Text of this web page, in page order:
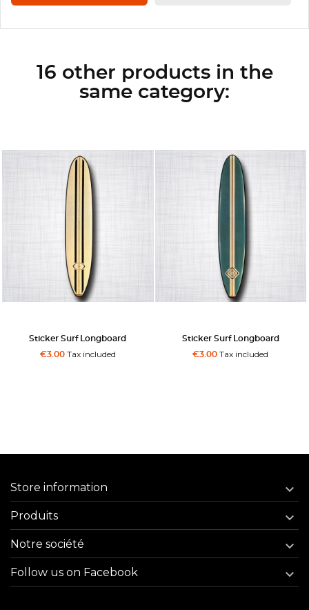
16 other products in the
same category:
Sticker Surf Longboard
€3.00Tax included
Sticker Surf Longboard
€3.00 Tax included
Store information 
Produits 
Notre société 
Follow us on Facebook 